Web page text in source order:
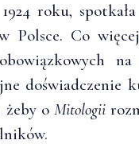
roku,
Polsce. Co
doświadczenie
żeby o Mitologii